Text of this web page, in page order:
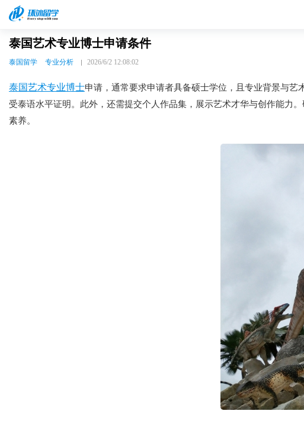
泰国艺术专业博士申请条件
泰国留学 专业分析 2026/6/2 12:08:02
泰国艺术专业博士申请，通常要求申请者具备硕士学位，且专业背景与
受泰语水平证明。此外，还需提交个人作品集，展示艺术才华与创作能力
素养。